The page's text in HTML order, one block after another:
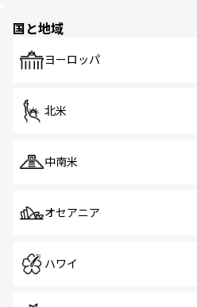
で、ホーカーズは地元の
国と地域
ヨーロッパ
北米
中南米
オセアニア
ハワイ